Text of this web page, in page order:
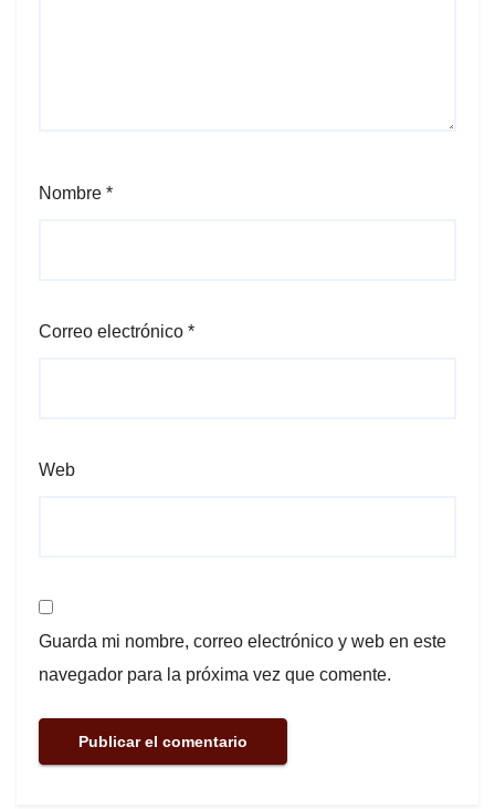
Nombre *
Correo electrónico *
Web
Guarda mi nombre, correo electrónico y web en este
navegador para la próxima vez que comente.